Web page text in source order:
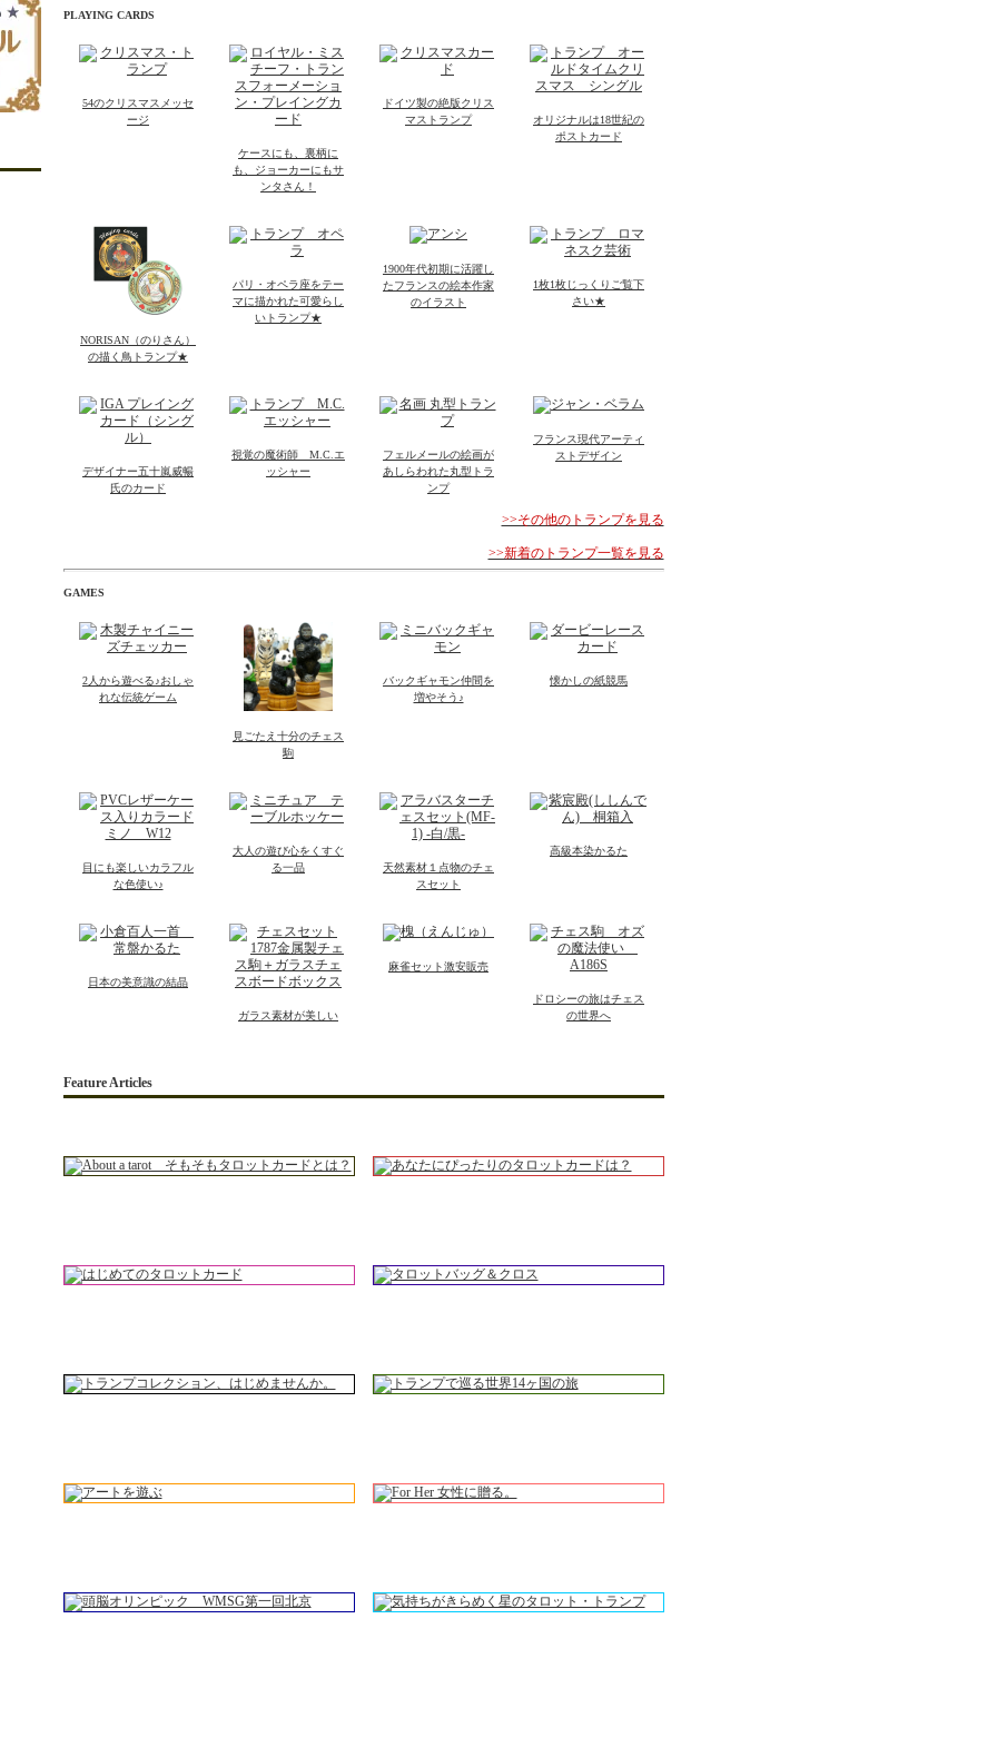
PLAYING CARDS
54のクリスマスメッセ
ージ
ケースにも、裏柄に
も、ジョーカーにもサ
ンタさん！
ドイツ製の絶版クリス
マストランプ
オリジナルは18世紀の
ポストカード
NORISAN（のりさん）
の描く鳥トランプ★
パリ・オペラ座をテー
マに描かれた可愛らし
いトランプ★
1900年代初期に活躍し
たフランスの絵本作家
のイラスト
1枚1枚じっくりご覧下
さい★
デザイナー五十嵐威暢
氏のカード
視覚の魔術師 M.C.エ
ッシャー
フェルメールの絵画が
あしらわれた丸型トラ
ンプ
フランス現代アーティ
ストデザイン
>>その他のトランプを見る
>>新着のトランプ一覧を見る
GAMES
2人から遊べる♪おしゃ
れな伝統ゲーム
見ごたえ十分のチェス
駒
バックギャモン仲間を
増やそう♪
懐かしの紙競馬
目にも楽しいカラフル
な色使い♪
大人の遊び心をくすぐ
る一品
天然素材１点物のチェ
スセット
高級本染かるた
日本の美意識の結晶
ガラス素材が美しい
麻雀セット激安販売
ドロシーの旅はチェス
の世界へ
Feature Articles